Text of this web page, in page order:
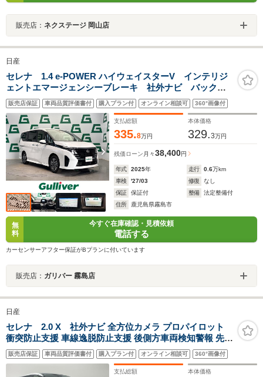
販売店： ネクステージ 岡山店
日産
セレナ 1.4 e-POWER ハイウェイスターV インテリジ
ェントエマージェンシーブレーキ 社外ナビ バックカ
メラ 両側パワースライドドア インテリジェントクル
ーズコントロール LEDオートライト ハーフレザーシ
ート 純正アルミホイール パドルシフト
販売店保証 車両品質評価書付 購入プラン付 オンライン相談可 360°画像付
支払総額
335.8万円
本体価格
329.3万円
残価ローン 月々38,400円
年式 2025年 走行 0.6万km
車検
'27/03 修復
なし
保証
保証付 整備
法定整備付
住所
鹿児島県霧島市
無
料
今すぐ在庫確認・見積依頼
電話する
カーセンサーアフター保証がBプランに付いています
販売店： ガリバー 霧島店
日産
セレナ 2.0 X 社外ナビ 全方位カメラ プロパイロット
衝突防止支援 車線逸脱防止支援 後側方車両検知警報 先行
車発進告知 パワースライドドア デジタルインナーミラー
ハイビームアシスト スマートキー LEDヘッドライト ETC
販売店保証 車両品質評価書付 購入プラン付 オンライン相談可 360°画像付
支払総額 本体価格